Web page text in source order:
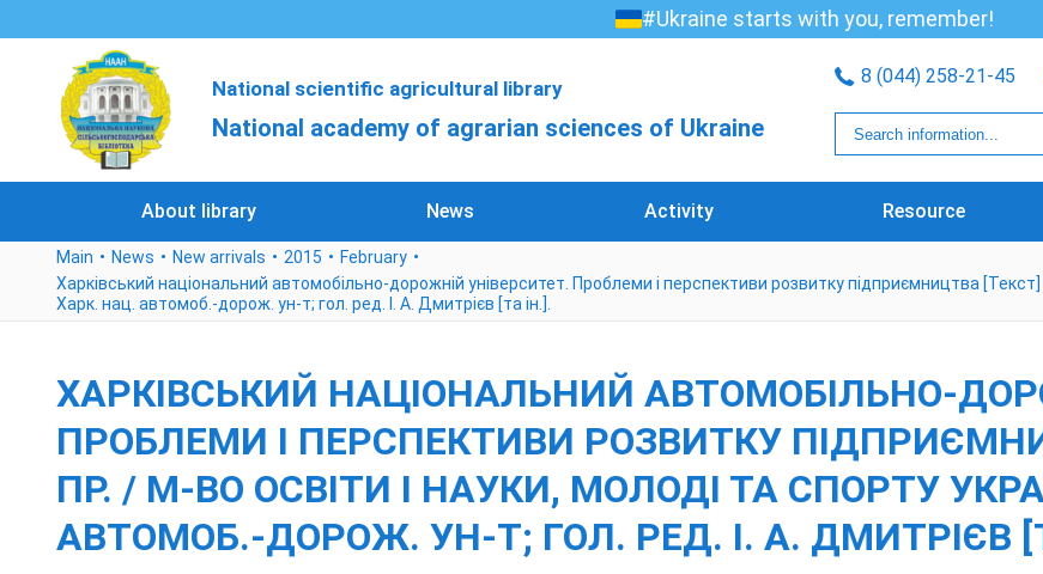
#Ukraine starts with you, remember!
National scientific agricultural library
National academy of agrarian sciences of Ukraine
8 (044) 258-21-45
About library News Activity Resource
Main News New arrivals 2015
February
Харківський національний автомобільно-дорожній університет. Проблеми і перспективи розвитку підприємництва [Текст]
Харк. нац. автомоб.-дорож. ун-т; гол. ред. І. А. Дмитрієв [та ін.].
ХАРКІВСЬКИЙ НАЦІОНАЛЬНИЙ АВТОМОБІЛЬНО-
ПРОБЛЕМИ І ПЕРСПЕКТИВИ РОЗВИТКУ
ПР. / М-ВО ОСВІТИ І НАУКИ, МОЛОДІ ТА СПОРТУ
АВТОМОБ.-ДОРОЖ. УН-Т; ГОЛ. РЕД. І. А. ДМИТРІЄВ